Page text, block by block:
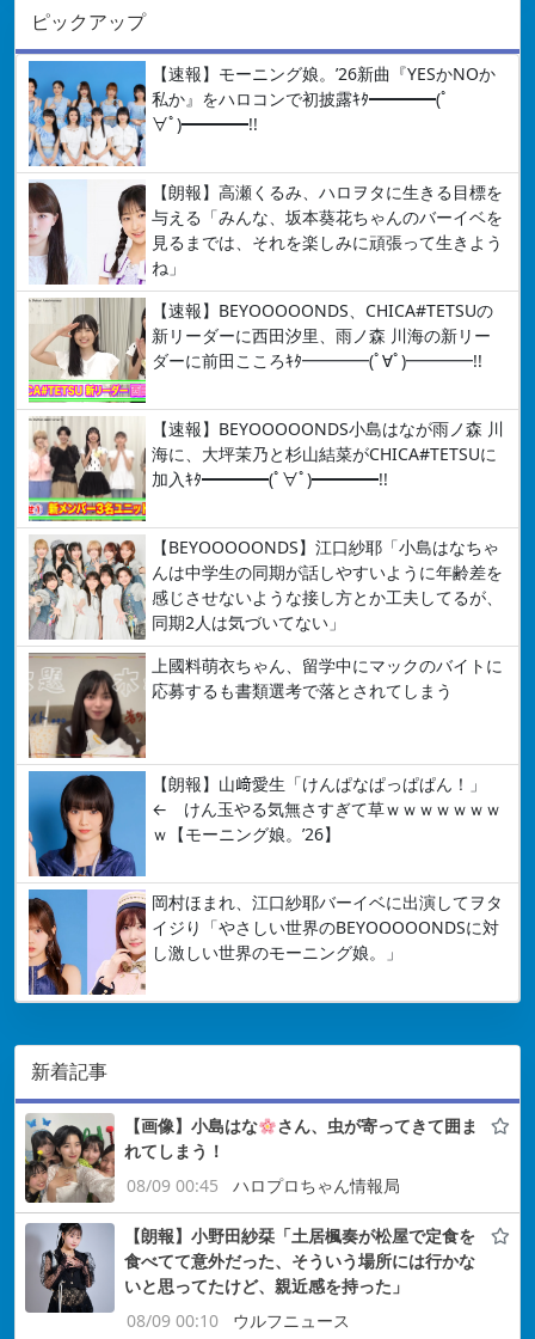
ピックアップ
【速報】モーニング娘。’26新曲『YESかNOか
私か』をハロコンで初披露ｷﾀ━━━━(ﾟ
∀ﾟ)━━━━!!
【朗報】高瀬くるみ、ハロヲタに生きる目標を
与える「みんな、坂本葵花ちゃんのバーイベを
見るまでは、それを楽しみに頑張って生きよう
ね」
【速報】BEYOOOOONDS、CHICA#TETSUの
新リーダーに西田汐里、雨ノ森 川海の新リー
ダーに前田こころｷﾀ━━━━(ﾟ∀ﾟ)━━━━!!
【速報】BEYOOOOONDS小島はなが雨ノ森 川
海に、大坪茉乃と杉山結菜がCHICA#TETSUに
加入ｷﾀ━━━━(ﾟ∀ﾟ)━━━━!!
【BEYOOOOONDS】江口紗耶「小島はなちゃ
んは中学生の同期が話しやすいように年齢差を
感じさせないような接し方とか工夫してるが、
同期2人は気づいてない」
上國料萌衣ちゃん、留学中にマックのバイトに
応募するも書類選考で落とされてしまう
【朗報】山﨑愛生「けんぱなぱっぱぱん！」
← けん玉やる気無さすぎて草ｗｗｗｗｗｗｗ
ｗ【モーニング娘。’26】
岡村ほまれ、江口紗耶バーイベに出演してヲタ
イジり「やさしい世界のBEYOOOOONDSに対
し激しい世界のモーニング娘。」
新着記事
【画像】小島はな
さん、虫が寄ってきて囲ま
れてしまう！
08/09 00:45
ハロプロちゃん情報局
【朗報】小野田紗栞「土居楓奏が松屋で定食を
食べてて意外だった、そういう場所には行かな
いと思ってたけど、親近感を持った」
08/09 00:10
ウルフニュース